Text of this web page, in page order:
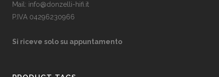
Mail: info@donzelli-hifi.it
P.IVA 04296230966
Si riceve solo su appuntamento